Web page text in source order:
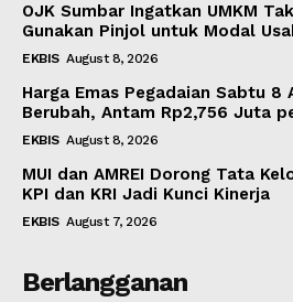
OJK Sumbar Ingatkan UMKM
Gunakan Pinjol untuk Modal
EKBIS August 8, 2026
Harga Emas Pegadaian Sabtu 8
Berubah, Antam Rp2,756 Juta
EKBIS August 8, 2026
MUI dan AMREI Dorong Tata
KPI dan KRI Jadi Kunci Kinerja
EKBIS August 7, 2026
Berlangganan